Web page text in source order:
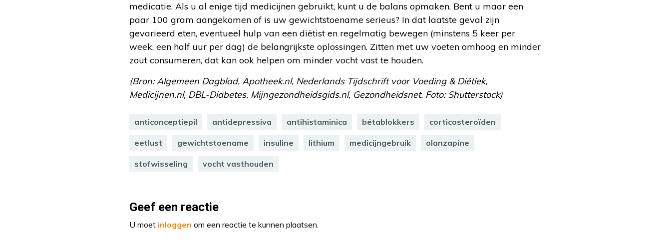
medicatie. Als u al enige tijd medicijnen gebruikt, kunt u de balans opmaken. Bent u maar een
paar 100 gram aangekomen of is uw gewichtstoename serieus? In dat laatste geval zijn
gevarieerd eten, eventueel hulp van een diëtist en regelmatig bewegen (minstens 5 keer per
week, een half uur per dag) de belangrijkste oplossingen. Zitten met uw voeten omhoog en minder
zout consumeren, dat kan ook helpen om minder vocht vast te houden.
(Bron: Algemeen Dagblad, Apotheek.nl, Nederlands Tijdschrift voor Voeding & Diëtiek,
Medicijnen.nl, DBL-Diabetes, Mijngezondheidsgids.nl, Gezondheidsnet. Foto: Shutterstock)
anticonceptiepil antidepressiva antihistaminica bétablokkers corticosteroïden
eetlust gewichtstoename insuline lithium medicijngebruik olanzapine
stofwisseling vocht vasthouden
Geef een reactie
U moet inloggen om een reactie te kunnen plaatsen.